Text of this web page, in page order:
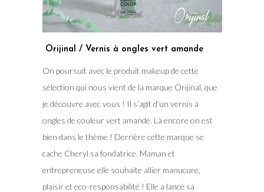
Orijinal / Vernis à ongles vert amande
On poursuit avec le produit makeup de cette
sélection qui nous vient de la marque Orijinal, que
je découvre avec vous ! Il s’agit d’un vernis à
ongles de couleur vert amande. Là encore on est
bien dans le thème ! Derrière cette marque se
cache Cheryl sa fondatrice. Maman et
entrepreneuse elle souhaite allier manucure,
plaisir et eco-responsabilité ! Elle a lancé sa